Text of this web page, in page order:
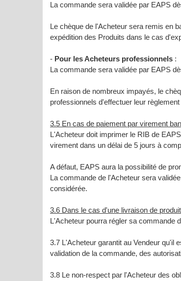
La commande sera validée par EAPS
Le chèque de l'Acheteur sera remis en
expédition des Produits dans le cas
- Pour les Acheteurs professionnels :
La commande sera validée par EAPS
En raison de nombreux impayés, le
professionnels d'effectuer leur
3.5 En cas de paiement par virement
L'Acheteur doit imprimer le RIB de
virement dans un délai de 5 jours à
A défaut, EAPS aura la possibilité de
La commande de l'Acheteur sera
considérée.
3.6 Dans le cas d'une livraison de
L'Acheteur pourra régler sa commande
3.7 L'Acheteur garantit au Vendeur qu'il
validation de la commande, des
3.8 Le non-respect par l'Acheteur des